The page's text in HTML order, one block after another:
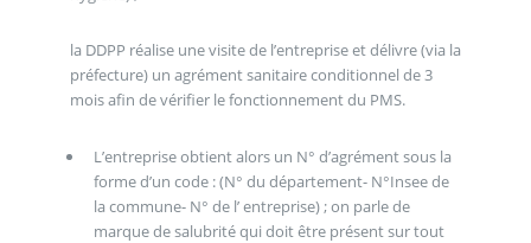
la DDPP réalise une visite de l’entreprise et délivre (via la
préfecture) un agrément sanitaire conditionnel de 3
mois afin de vérifier le fonctionnement du PMS.
L’entreprise obtient alors un N° d’agrément sous la
forme d’un code : (N° du département- N°Insee de
la commune- N° de l’ entreprise) ; on parle de
marque de salubrité qui doit être présent sur tout